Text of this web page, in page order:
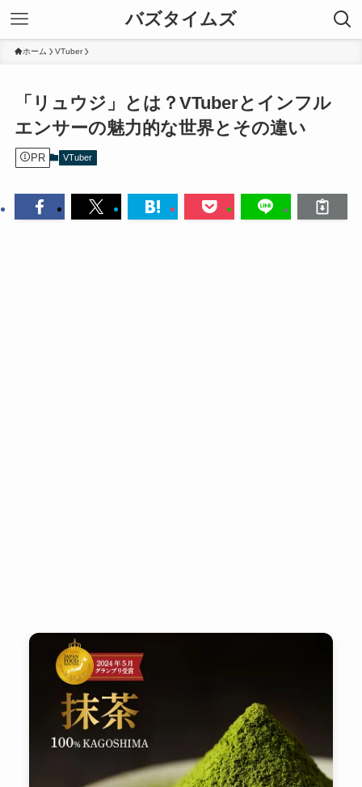
バズタイムズ
ホーム VTuber
「リュウジ」とは？VTuberとインフル
エンサーの魅力的な世界とその違い
PR VTuber